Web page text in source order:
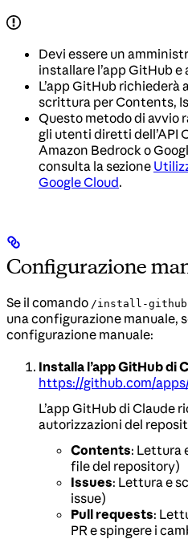
Devi essere un
installare l’app GitHub
L’app GitHub
scrittura per Contents,
Questo metodo di avvio
gli utenti diretti dell’API
Amazon Bedrock o
consulta la sezione
Google Cloud.
Configurazione
Se il comando /install-
una configurazione manuale,
configurazione manuale:
Installa l’app GitHub di
https://github.com/
L’app GitHub di Claude
autorizzazioni del
Contents: Lettura
file del repository)
Issues: Lettura e
issue)
Pull requests:
PR e spingere i